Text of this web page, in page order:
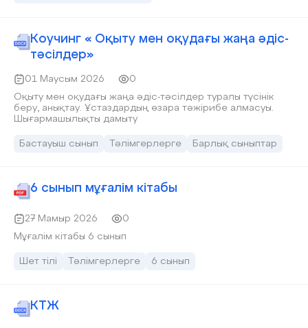
Коучинг « Оқыту мен оқудағы жаңа әдіс-
тәсілдер»
01 Маусым 2026
0
Оқыту мен оқудағы жаңа әдіс-тәсілдер туралы түсінік
беру, анықтау. Ұстаздардың өзара тәжірибе алмасуы.
Шығармашылықты дамыту
Бастауыш сынып Тәлімгерлерге Барлық сыныптар
6 сынып мұғалім кітабы
27 Мамыр 2026
0
Мұғалім кітабы 6 сынып
Шет тілі Тәлімгерлерге 6 сынып
КТЖ